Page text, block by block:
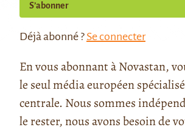
S’abonner
Déjà abonné ? Se connecter
En vous abonnant à Novastan,
le seul média européen
centrale. Nous sommes
le rester, nous avons besoin de